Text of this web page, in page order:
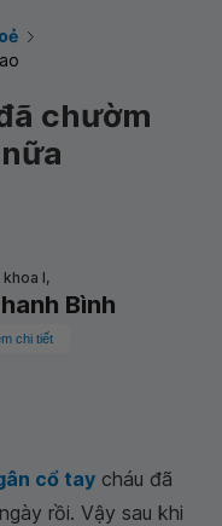
chườm
I,
Bình
chi tiết
cổ tay cháu đã
rồi. Vậy sau khi